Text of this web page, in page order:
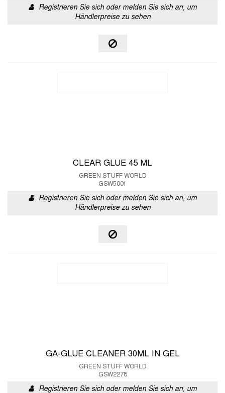
Registrieren Sie sich oder melden Sie sich an, um
Händlerpreise zu sehen
CLEAR GLUE 45 ML
GREEN STUFF WORLD
GSW5001
Registrieren Sie sich oder melden Sie sich an, um
Händlerpreise zu sehen
GA-GLUE CLEANER 30ML IN GEL
GREEN STUFF WORLD
GSW2278
Registrieren Sie sich oder melden Sie sich an, um